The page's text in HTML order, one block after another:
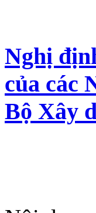
Nghị
của các
Bộ Xây